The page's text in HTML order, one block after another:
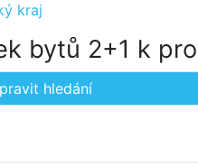
kraj
bytů 2+1 k
hledání